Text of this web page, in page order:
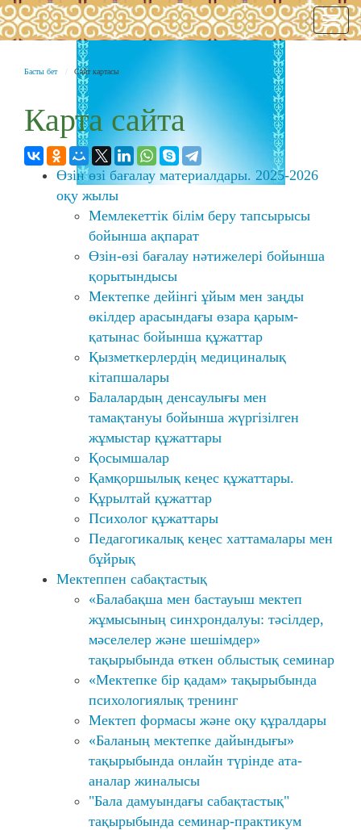
Басты бет Сайт картасы
Карта сайта
Өзін өзі бағалау материалдары. 2025-2026
оқу жылы
Мемлекеттік білім беру тапсырысы
бойынша ақпарат
Өзін-өзі бағалау нәтижелері бойынша
қорытындысы
Мектепке дейінгі ұйым мен заңды
өкілдер арасындағы өзара қарым-
қатынас бойынша құжаттар
Қызметкерлердің медициналық
кітапшалары
Балалардың денсаулығы мен
тамақтануы бойынша жүргізілген
жұмыстар құжаттары
Қосымшалар
Қамқоршылық кеңес құжаттары.
Құрылтай құжаттар
Психолог құжаттары
Педагогикалық кеңес хаттамалары мен
бұйрық
Мектеппен сабақтастық
«Балабақша мен бастауыш мектеп
жұмысының синхрондалуы: тәсілдер,
мәселелер және шешімдер»
тақырыбында өткен облыстық семинар
«Мектепке бір қадам» тақырыбында
психологиялық тренинг
Мектеп формасы және оқу құралдары
«Баланың мектепке дайындығы»
тақырыбында онлайн түрінде ата-
аналар жиналысы
"Бала дамуындағы сабақтастық"
тақырыбында семинар-практикум